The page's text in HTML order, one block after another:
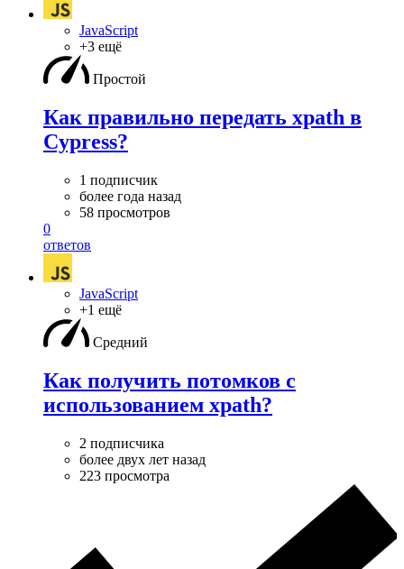
JavaScript
+3 ещё
Простой
Как правильно передать xpath в
Cypress?
1 подписчик
более года назад
58 просмотров
0
ответов
JavaScript
+1 ещё
Средний
Как получить потомков с
использованием xpath?
2 подписчика
более двух лет назад
223 просмотра